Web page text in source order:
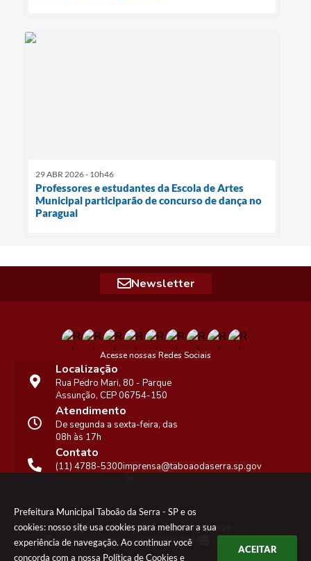
Prefeitura Municipal Taboão da Serra - SP e os
cookies: nosso site usa cookies para melhorar a sua
experiência de navegação. Ao continuar você
concorda com a nossa Política de Cookies e
ACEITAR
29 ABR 2026 - 10h46
Professores e estudantes da Escola de Artes
Municipal participarão de concurso de dança no
Paraguai
Newsletter
Acesse nossas Redes Sociais
Localização
Rua Pedro Mari, 80 - Parque
Assunção, CEP 06754-150
Contato
(11) 4788-5300imprensa@taboaodaserra.sp.gov
Atendimento
De segunda a sexta-feira, das
08h às 17h
Versão do Sistema:3.5.3 - 19/06/2026
Portal atualizado em:05/08/2026 16:24 Dados Abertos